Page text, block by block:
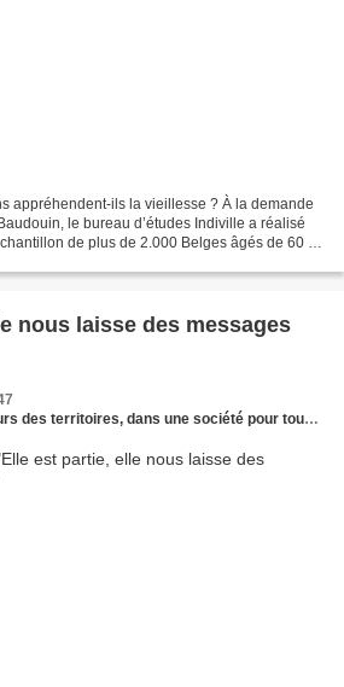
appréhendent-ils la vieillesse ? À la demande
le bureau d’études Indiville a réalisé
de plus de 2.000 Belges âgés de 60 à
nous laisse des messages
territoires, dans une société pour tous les âges